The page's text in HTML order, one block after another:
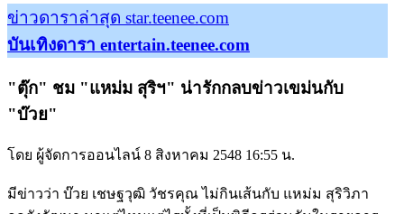
ข่าวดาราล่าสุด star.teenee.com
บันเทิงดารา entertain.teenee.com
"ตุ๊ก" ชม "แหม่ม สุริฯ" น่ารักกลบข่าวเขม่นกับ
"บ๊วย"
โดย ผู้จัดการออนไลน์ 8 สิงหาคม 2548 16:55 น.
มีข่าวว่า บ๊วย เชษฐวุฒิ วัชรคุณ ไม่กินเส้นกับ แหม่ม สุริวิภา